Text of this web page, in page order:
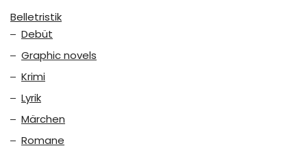
Belletristik
Debüt
Graphic novels
Krimi
Lyrik
Märchen
Romane